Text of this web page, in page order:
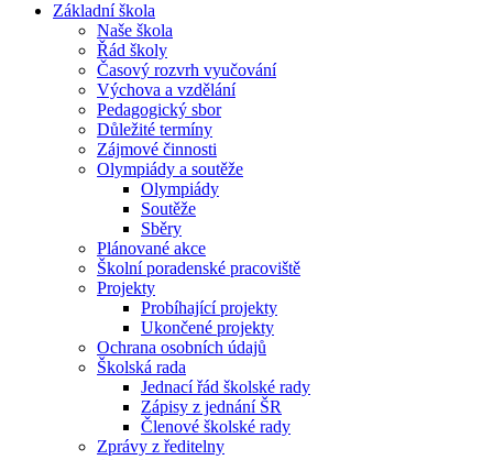
Základní škola
Naše škola
Řád školy
Časový rozvrh vyučování
Výchova a vzdělání
Pedagogický sbor
Důležité termíny
Zájmové činnosti
Olympiády a soutěže
Olympiády
Soutěže
Sběry
Plánované akce
Školní poradenské pracoviště
Projekty
Probíhající projekty
Ukončené projekty
Ochrana osobních údajů
Školská rada
Jednací řád školské rady
Zápisy z jednání ŠR
Členové školské rady
Zprávy z ředitelny